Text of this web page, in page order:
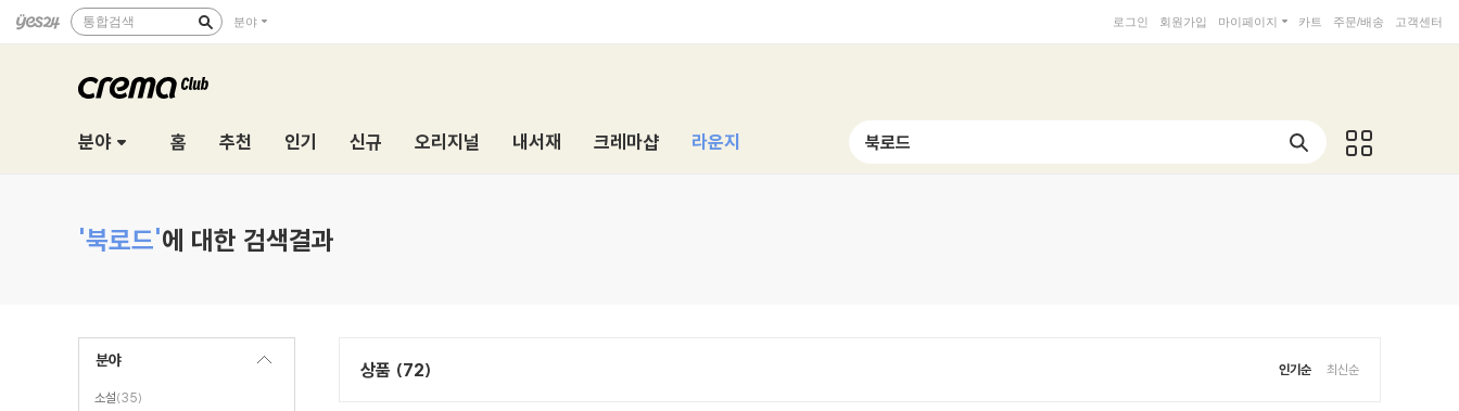
통합검색 분야 로그인 회원가입 마이페이지 카트 주문/배송 고객센터
분야 홈 추천 인기 신규 오리지널 내서재 크레마샵 라운지
'북로드'에 대한 검색결과
분야
소설(35)
상품 (72) 인기순 최신순